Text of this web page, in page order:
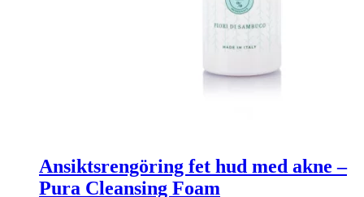
Ansiktsrengöring fet hud med akne –
Pura Cleansing Foam